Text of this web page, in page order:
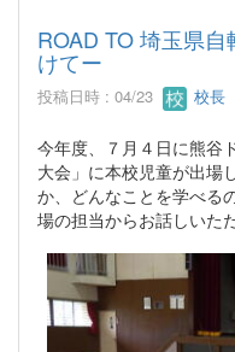
ROAD TO 埼玉県
けてー
投稿日時 : 04/23 校長
今年度、７月４日に熊谷
大会」に本校児童が出場
か、どんなことを学べる
場の担当からお話しいた